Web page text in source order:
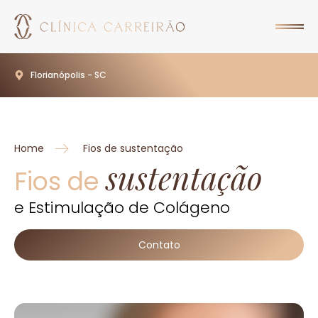
Florianópolis - SC
Home Fios de sustentação
Fios desustentação
e Estimulação de Colágeno
Contato